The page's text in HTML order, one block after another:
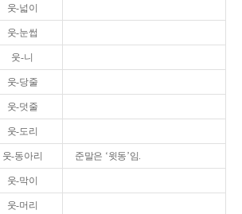
웃-넓이
웃-눈썹
웃-니
웃-당줄
웃-덧줄
웃-도리
웃-동아리 준말은 ‘윗동’임.
웃-막이
웃-머리